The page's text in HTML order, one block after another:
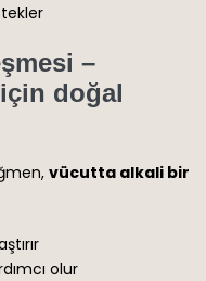
–
doğal
vücutta alkali bir
olur